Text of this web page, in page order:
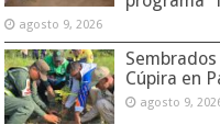
agosto 9, 2026
Cúpira en
agosto 9,